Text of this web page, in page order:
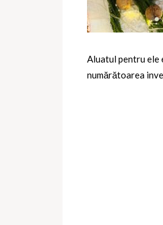
Aluatul pentru ele
numărătoarea